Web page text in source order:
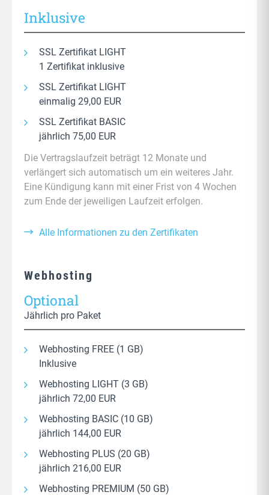
Inklusive
SSL Zertifikat LIGHT
1 Zertifikat inklusive
SSL Zertifikat LIGHT
einmalig 29,00 EUR
SSL Zertifikat BASIC
jährlich 75,00 EUR
Die Vertragslaufzeit beträgt 12 Monate und
verlängert sich automatisch um ein weiteres Jahr.
Eine Kündigung kann mit einer Frist von 4 Wochen
zum Ende der jeweiligen Laufzeit erfolgen.
Alle Informationen zu den Zertifikaten
Webhosting
Optional
Jährlich pro Paket
Webhosting FREE (1 GB)
Inklusive
Webhosting LIGHT (3 GB)
jährlich 72,00 EUR
Webhosting BASIC (10 GB)
jährlich 144,00 EUR
Webhosting PLUS (20 GB)
jährlich 216,00 EUR
Webhosting PREMIUM (50 GB)